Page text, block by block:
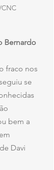
Bernardo
fraco nos
se
bem a
Davi